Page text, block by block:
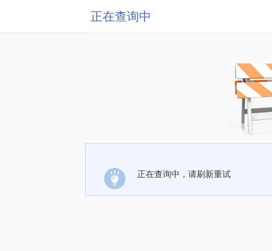
正在查询中
正在查询中，请刷新重试